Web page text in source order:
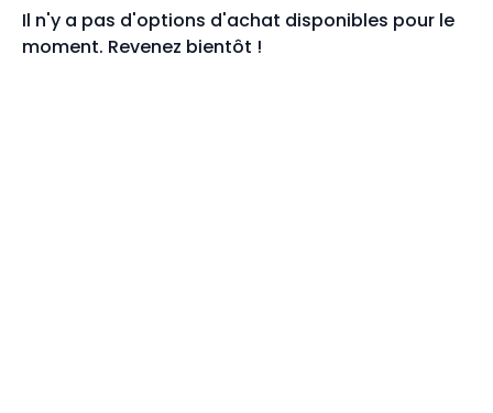
Il n'y a pas d'options d'achat disponibles pour le
moment. Revenez bientôt !